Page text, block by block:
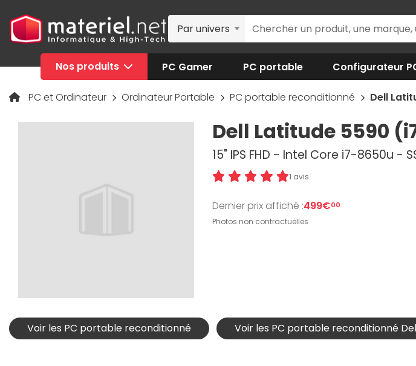
Par univers
Nos produits PC Gamer PC portable Configurateur
PC et Ordinateur Ordinateur Portable PC portable reconditionné Dell
Dell Latitude 5590
15" IPS FHD - Intel Core i7-8650u -
1 avis
Dernier prix affiché :499€00
Photos non contractuelles
Voir les PC portable reconditionné Voir les PC portable reconditionné